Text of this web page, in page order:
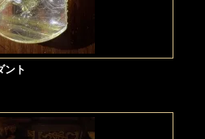
ント